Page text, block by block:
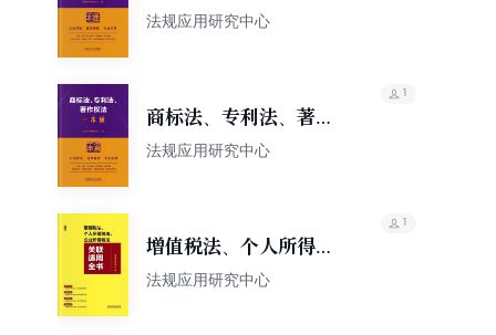
10版）
法规应用研究中心
商标法、专利法、著作
权法一本通（第10版）
法规应用研究中心
1
增值税法、个人所得税
法、企业所得税法关联
法规应用研究中心
1